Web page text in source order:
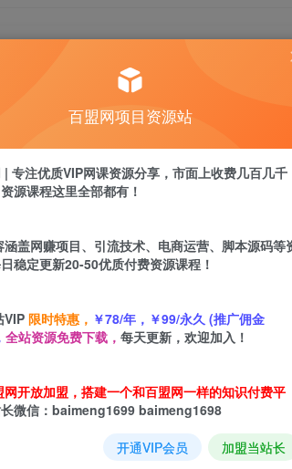
目，随手一拍，轻松收入3000+，最新违章拍照赚
，请付费后查看
费 超级会员免费
您当前未登录！建议登陆后购
手一拍，轻松收入3000+》
受窝囊气
口还在，猛猛赚钱
百盟网项目资源站
| 专注优质VIP网课资源分享，市面上收费几百几千
源课程这里全部都有！
涵盖网赚项目、引流技术、电商运营、脚本源码等
稳定更新20-50优质付费资源课程！
VIP限时特惠， ￥78/年，￥99/永久 (推广佣金
全站资源免费下载， 每天更新，欢迎加入！
网开放加盟，搭建一个和百盟网一样的知识付费平
微信：baimeng1699 baimeng1698
开通VIP会员 加盟当站长